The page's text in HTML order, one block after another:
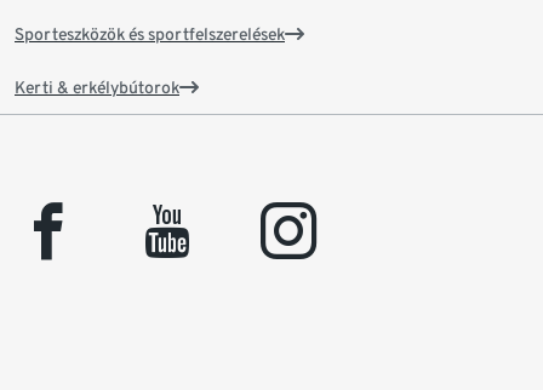
Sporteszközök és sportfelszerelések
Kerti & erkélybútorok
facebook youtube instagram